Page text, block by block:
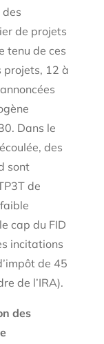
de projets
tenu de ces
projets, 12 à
Dans le
des
sont
de
cap du FID
incitations
de 45
de l’IRA).
des